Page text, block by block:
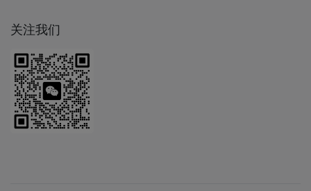
关注我们